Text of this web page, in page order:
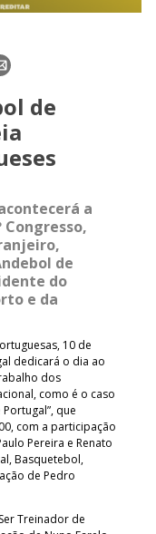
de
a
de
do
e da
10 de
dedicará o dia ao
dos
como é o caso
que
com a participação
Pereira e Renato
Basquetebol,
de Pedro
Treinador de